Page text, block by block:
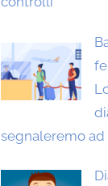
segnaleremo